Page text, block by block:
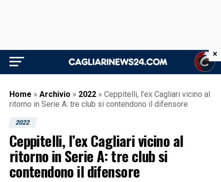
Home » Archivio » 2022 » Ceppitelli, l’ex Cagliari vicino al
ritorno in Serie A: tre club si contendono il difensore
2022
Ceppitelli, l’ex Cagliari vicino al
ritorno in Serie A: tre club si
contendono il difensore
×